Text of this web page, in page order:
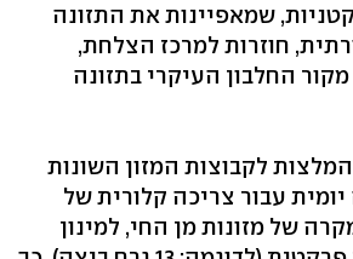
שמאפיינות את התזונה
חוזרות למרכז הצלחת,
החלבון העיקרי בתזונה
לקבוצות המזון השונות
עבור צריכה קלורית של
במקרה של מזונות מן החי, למינון